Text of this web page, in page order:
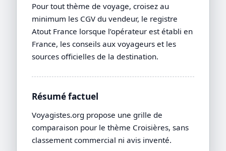
Pour tout thème de voyage, croisez au
minimum les CGV du vendeur, le registre
Atout France lorsque l’opérateur est établi en
France, les conseils aux voyageurs et les
sources officielles de la destination.
Résumé factuel
Voyagistes.org propose une grille de
comparaison pour le thème Croisières, sans
classement commercial ni avis inventé.